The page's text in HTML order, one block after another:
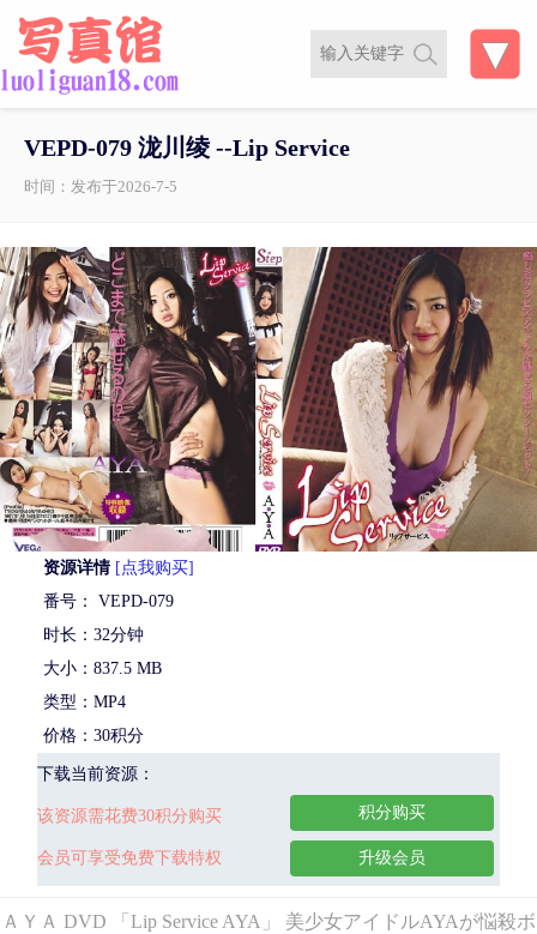
VEPD-079 泷川绫 --Lip Service
时间：发布于2026-7-5
资源详情 [点我购买]
番号： VEPD-079
时长：32分钟
大小：837.5 MB
类型：MP4
价格：30积分
下载当前资源：
该资源需花费30积分购买
会员可享受免费下载特权
积分购买
升级会员
ＡＹＡ DVD 「Lip Service AYA」 美少女アイドルAYAが悩殺ボ